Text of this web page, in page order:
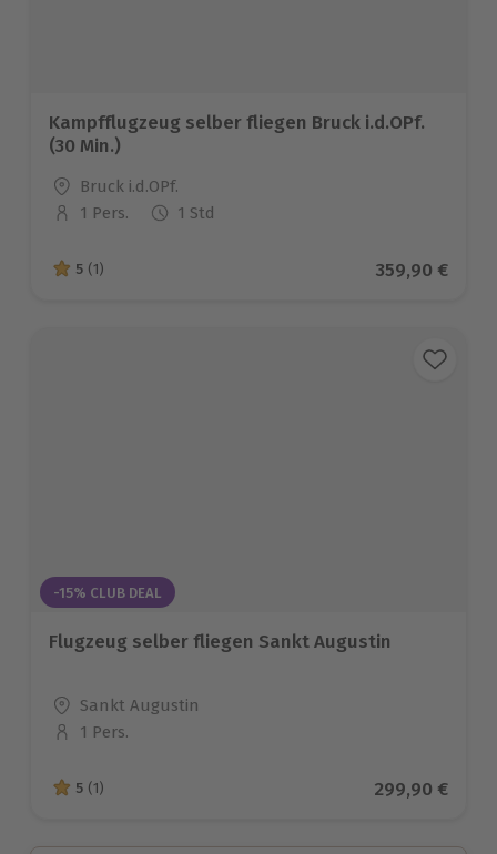
Kampfflugzeug selber fliegen Bruck i.d.OPf.
(30 Min.)
Standort
Bruck i.d.OPf.
Anzahl der Teilnehmer
1 Pers. 1 Std
5 von 5 Sternen basierend auf 1 Bewertungen
5 (1) Aktueller
359,90 €
-15% CLUB DEAL
Flugzeug selber fliegen Sankt Augustin
Standort
Sankt Augustin
Anzahl der Teilnehmer
1 Pers.
5 von 5 Sternen basierend auf 1 Bewertungen
5 (1) Aktueller
299,90 €